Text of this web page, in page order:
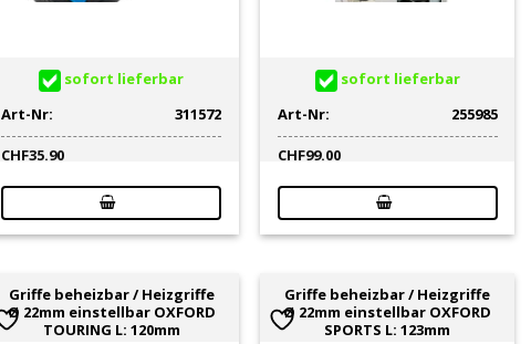
sofort lieferbar
Art-Nr:
311572
CHF35.90
sofort lieferbar
Art-Nr:
255985
CHF99.00
Griffe beheizbar / Heizgriffe
Ø 22mm einstellbar OXFORD
TOURING L: 120mm
Griffe beheizbar / Heizgriffe
Ø 22mm einstellbar OXFORD
SPORTS L: 123mm